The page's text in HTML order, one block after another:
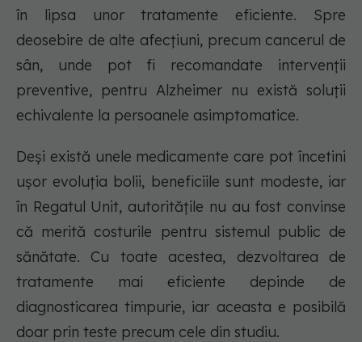
în lipsa unor tratamente eficiente. Spre
deosebire de alte afecțiuni, precum cancerul de
sân, unde pot fi recomandate intervenții
preventive, pentru Alzheimer nu există soluții
echivalente la persoanele asimptomatice.
Deși există unele medicamente care pot încetini
ușor evoluția bolii, beneficiile sunt modeste, iar
în Regatul Unit, autoritățile nu au fost convinse
că merită costurile pentru sistemul public de
sănătate. Cu toate acestea, dezvoltarea de
tratamente mai eficiente depinde de
diagnosticarea timpurie, iar aceasta e posibilă
doar prin teste precum cele din studiu.